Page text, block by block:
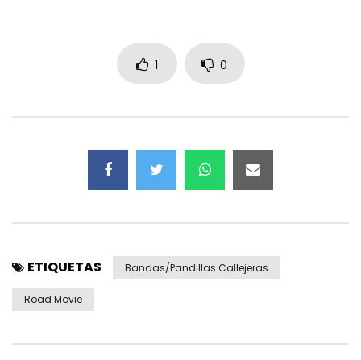
1 0
ETIQUETAS Bandas/pandillas Callejeras
Road Movie